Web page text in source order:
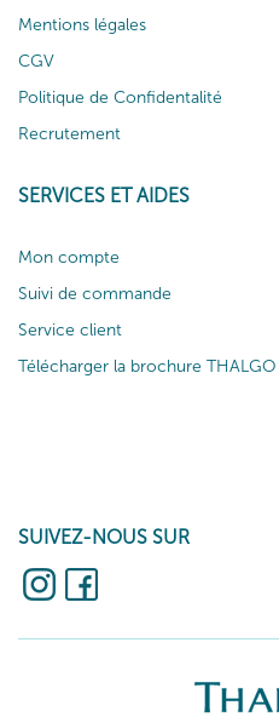
Mentions légales
CGV
Politique de Confidentalité
Recrutement
SERVICES ET AIDES
Mon compte
Suivi de commande
Service client
Télécharger la brochure THALGO
SUIVEZ-NOUS SUR